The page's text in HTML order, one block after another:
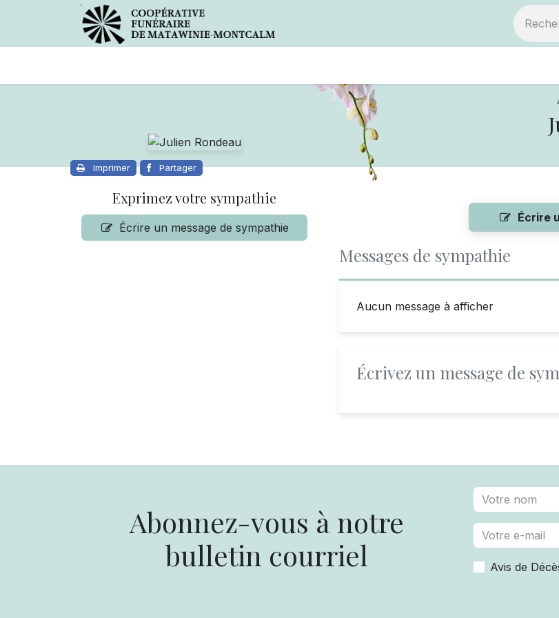
Imprimer Partager
Exprimez votre sympathie
Écrire un message de sympathie
Écrire
Messages de sympathie
Aucun message à afficher
Écrivez un message de
Abonnez-vous à notre
bulletin courriel
Avis de